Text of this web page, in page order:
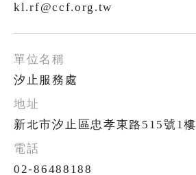
kl.rf@ccf.org.tw
汐止服務處
新北市汐止區忠孝東路515號1樓
02-86488188